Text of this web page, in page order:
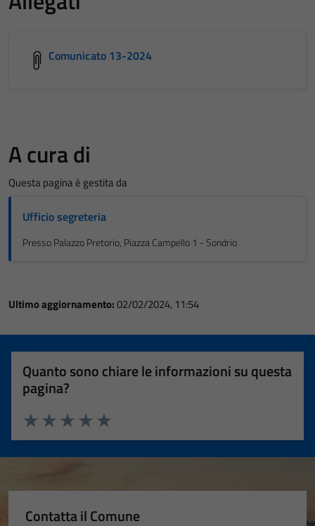
Comunicato 13-2024
A cura di
Questa pagina è gestita da
Ufficio segreteria
Presso Palazzo Pretorio, Piazza Campello 1 - Sondrio
Ultimo aggiornamento:02/02/2024, 11:54
Quanto sono chiare le informazioni su questa
pagina?
Valuta 5 stelle su 5
Valuta 4 stelle su 5
Valuta 3 stelle su 5
Valuta 2 stelle su 5
Valuta 1 stelle su 5
Contatta il Comune